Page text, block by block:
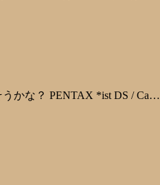
うかな？ PENTAX *ist DS / Ca…